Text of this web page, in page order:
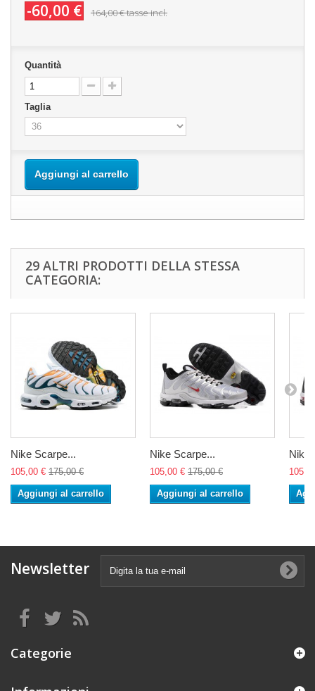
-60,00 € 164,00 €tasse incl.
Quantità
Taglia
Aggiungi al carrello
29 ALTRI PRODOTTI DELLA STESSA
CATEGORIA:
Nike Scarpe...
105,00 € 175,00 €
Aggiungi al carrello
Nike Scarpe...
105,00 € 175,00 €
Aggiungi al carrello
Nike
Newsletter
Categorie